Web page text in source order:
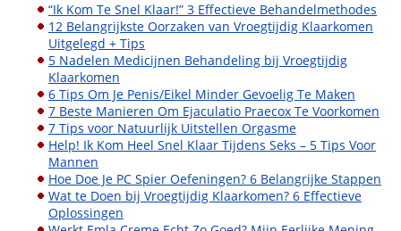
“Ik Kom Te Snel Klaar!” 3 Effectieve Behandelmethodes
12 Belangrijkste Oorzaken van Vroegtijdig Klaarkomen
Uitgelegd + Tips
5 Nadelen Medicijnen Behandeling bij Vroegtijdig
Klaarkomen
6 Tips Om Je Penis/Eikel Minder Gevoelig Te Maken
7 Beste Manieren Om Ejaculatio Praecox Te Voorkomen
7 Tips voor Natuurlijk Uitstellen Orgasme
Help! Ik Kom Heel Snel Klaar Tijdens Seks – 5 Tips Voor
Mannen
Hoe Doe Je PC Spier Oefeningen? 6 Belangrijke Stappen
Wat te Doen bij Vroegtijdig Klaarkomen? 6 Effectieve
Oplossingen